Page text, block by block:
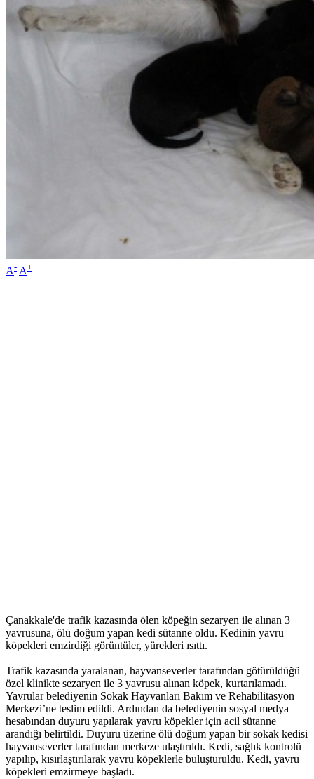
A- A+
Çanakkale'de trafik kazasında ölen köpeğin sezaryen ile alınan 3
yavrusuna, ölü doğum yapan kedi sütanne oldu. Kedinin yavru
köpekleri emzirdiği görüntüler, yürekleri ısıttı.
Trafik kazasında yaralanan, hayvanseverler tarafından götürüldüğü
özel klinikte sezaryen ile 3 yavrusu alınan köpek, kurtarılamadı.
Yavrular belediyenin Sokak Hayvanları Bakım ve Rehabilitasyon
Merkezi’ne teslim edildi. Ardından da belediyenin sosyal medya
hesabından duyuru yapılarak yavru köpekler için acil sütanne
arandığı belirtildi. Duyuru üzerine ölü doğum yapan bir sokak kedisi
hayvanseverler tarafından merkeze ulaştırıldı. Kedi, sağlık kontrolü
yapılıp, kısırlaştırılarak yavru köpeklerle buluşturuldu. Kedi, yavru
köpekleri emzirmeye başladı.